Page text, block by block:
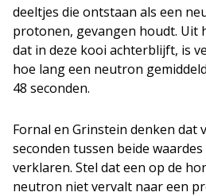
deeltjes die ontstaan als een
protonen, gevangen houdt. Uit
dat in deze kooi achterblijft, is
hoe lang een neutron
48 seconden.
Fornal en Grinstein denken dat
seconden tussen beide
verklaren. Stel dat een op de
neutron niet vervalt naar een